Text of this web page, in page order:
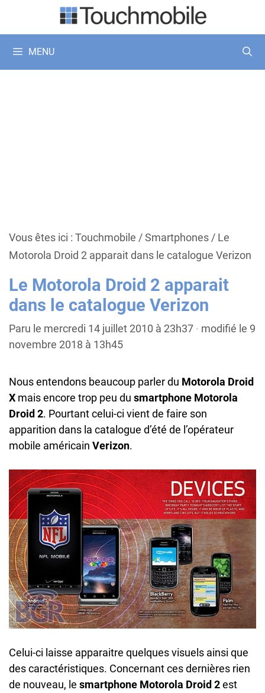
MENU
Vous êtes ici : Touchmobile /Smartphones/ Le
Motorola Droid 2 apparait dans le catalogue Verizon
Le Motorola Droid 2 apparait
dans le catalogue Verizon
Paru le mercredi 14 juillet 2010 à 23h37 · modifié le 9
novembre 2018 à 13h45
Nous entendons beaucoup parler du Motorola Droid
X mais encore trop peu du smartphone Motorola
Droid 2. Pourtant celui-ci vient de faire son
apparition dans la catalogue d’été de l’opérateur
mobile américain Verizon.
Celui-ci laisse apparaitre quelques visuels ainsi que
des caractéristiques. Concernant ces dernières rien
de nouveau, le smartphone Motorola Droid 2est